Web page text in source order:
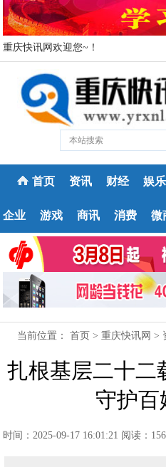
重庆快讯网欢迎您~！
首页 资讯 财经 娱乐
企业 游戏 商讯 消费 微
当前位置：首页 >重庆快讯网 >
扎根基层二十二
守护百
时间：2025-09-17 16:01:21 阅读：